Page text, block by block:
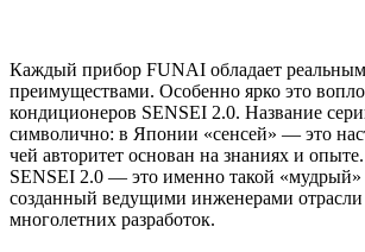
Каждый прибор FUNAI обладает
преимуществами. Особенно ярко это
кондиционеров SENSEI 2.0. Название
символично: в Японии «сенсей» — это
чей авторитет основан на знаниях и
SENSEI 2.0 — это именно такой «мудрый»
созданный ведущими инженерами отрасли
многолетних разработок.